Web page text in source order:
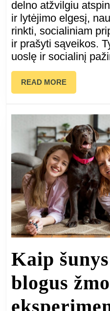
delno atžvilgiu
ir lytėjimo elgesį,
rinkti, socialiniam
ir prašyti sąveikos.
uoslę ir socialinį
READ MOREREAD
MORE
Kaip
blogus